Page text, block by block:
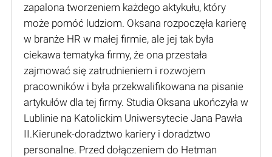
zapalona tworzeniem każdego aktykułu, który
może pomóć ludziom. Oksana rozpoczęła karierę
w branże HR w małej firmie, ale jej tak była
ciekawa tematyka firmy, że ona przestała
zajmować się zatrudnieniem i rozwojem
pracowników i była przekwalifikowana na pisanie
artykułów dla tej firmy. Studia Oksana ukończyła w
Lublinie na Katolickim Uniwersytecie Jana Pawła
II.Kierunek-doradztwo kariery i doradztwo
personalne. Przed dołączeniem do Hetman